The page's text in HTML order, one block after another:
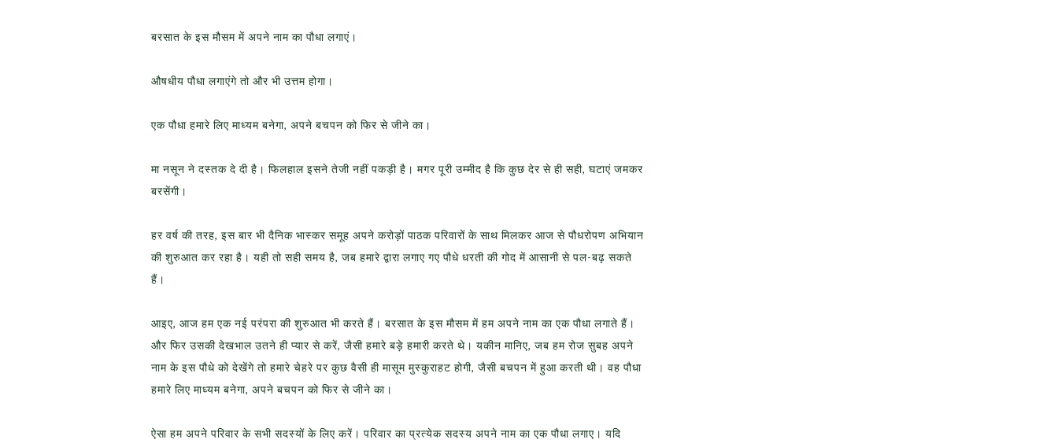
बरसात के इस मौसम में अपने नाम का पौधा लगाएं।
औषधीय पौधा लगाएंगे तो और भी उत्तम होगा।
एक पौधा हमारे लिए माध्यम बनेगा, अपने बचपन को फिर से जीने का।
मा नसून ने दस्तक दे दी है। फिलहाल इसने तेजी नहीं पकड़ी है। मगर पूरी उम्मीद है कि कुछ देर से ही सही, घटाएं जमकर
बरसेंगी।
हर वर्ष की तरह, इस बार भी दैनिक भास्कर समूह अपने करोड़ों पाठक परिवारों के साथ मिलकर आज से पौधरोपण अभियान
की शुरुआत कर रहा है। यही तो सही समय है, जब हमारे द्वारा लगाए गए पौधे धरती की गोद में आसानी से पल-बढ़ सकते
हैं।
आइए, आज हम एक नई परंपरा की शुरुआत भी करते हैं। बरसात के इस मौसम में हम अपने नाम का एक पौधा लगाते हैं।
और फिर उसकी देखभाल उतने ही प्यार से करें, जैसी हमारे बड़े हमारी करते थे। यकीन मानिए, जब हम रोज सुबह अपने
नाम के इस पौधे को देखेंगे तो हमारे चेहरे पर कुछ वैसी ही मासूम मुस्कुराहट होगी, जैसी बचपन में हुआ करती थी। वह पौधा
हमारे लिए माध्यम बनेगा, अपने बचपन को फिर से जीने का।
ऐसा हम अपने परिवार के सभी सदस्यों के लिए करें। परिवार का प्रत्येक सदस्य अपने नाम का एक पौधा लगाए। यदि